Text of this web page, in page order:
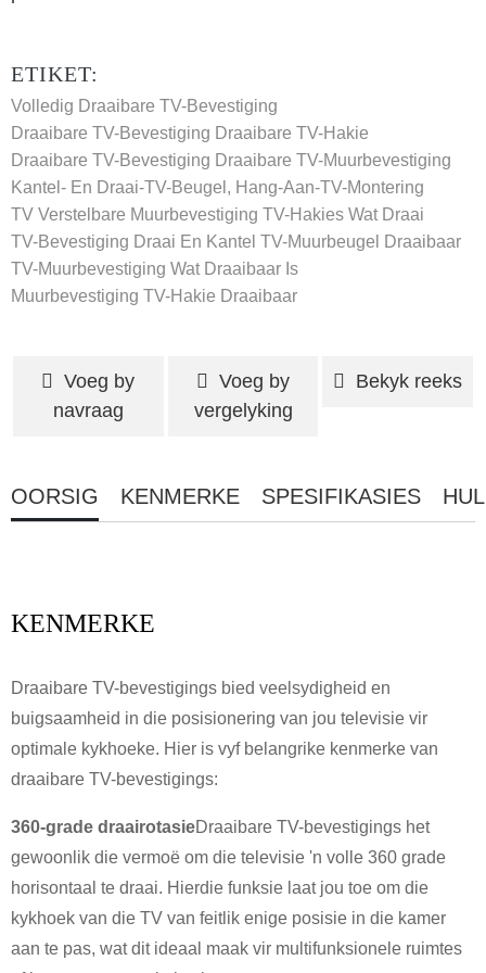
ETIKET:
Volledig Draaibare TV-Bevestiging
Draaibare TV-Bevestiging Draaibare TV-Hakie
Draaibare TV-Bevestiging Draaibare TV-Muurbevestiging
Kantel- En Draai-TV-Beugel, Hang-Aan-TV-Montering
TV Verstelbare Muurbevestiging TV-Hakies Wat Draai
TV-Bevestiging Draai En Kantel TV-Muurbeugel Draaibaar
TV-Muurbevestiging Wat Draaibaar Is
Muurbevestiging TV-Hakie Draaibaar
Voeg by
navraag
Voeg by
vergelyking
Bekyk reeks
OORSIG KENMERKE SPESIFIKASIES
KENMERKE
Draaibare TV-bevestigings bied veelsydigheid en
buigsaamheid in die posisionering van jou televisie vir
optimale kykhoeke. Hier is vyf belangrike kenmerke van
draaibare TV-bevestigings:
360-grade draairotasieDraaibare TV-bevestigings het
gewoonlik die vermoë om die televisie 'n volle 360 ​​grade
horisontaal te draai. Hierdie funksie laat jou toe om die
kykhoek van die TV van feitlik enige posisie in die kamer
aan te pas, wat dit ideaal maak vir multifunksionele ruimtes